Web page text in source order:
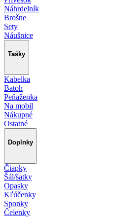
Náhrdelník
Brošne
Sety
Náušnice
Tašky
Kabelka
Batoh
Peňaženka
Na mobil
Nákupné
Ostatné
Doplnky
Čiapky
Šál/šatky
Opasky
Kľúčenky
Sponky
Čelenky